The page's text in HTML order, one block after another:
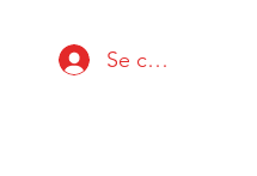
Se connecter